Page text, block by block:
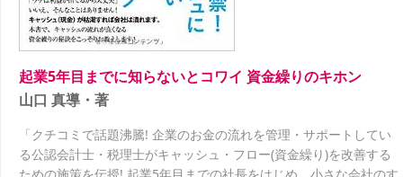
起業5年目までに知らないとコワイ 資金繰りのキホン
山口 真導・著
「クチコミで話題沸騰! 企業のお金の流れを管理・サポートしてい
る公認会計士・税理士がキャッシュ・フロー(資金繰り)を改善する